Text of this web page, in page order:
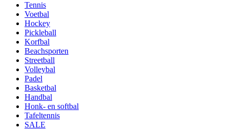
Tennis
Voetbal
Hockey
Pickleball
Korfbal
Beachsporten
Streetball
Volleybal
Padel
Basketbal
Handbal
Honk- en softbal
Tafeltennis
SALE